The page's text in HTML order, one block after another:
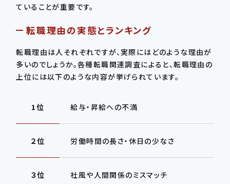
ていることが重要です。
転職理由の実態とランキング
転職理由は人それぞれですが、実際にはどのような理由が
多いのでしょうか。各種転職関連調査によると、転職理由の
上位には以下のような内容が挙げられています。
1位 給与・昇給への不満
２位 労働時間の長さ・休日の少なさ
３位 社風や人間関係のミスマッチ